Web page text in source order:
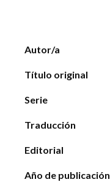
Autor/a
Título original
Serie
Traducción
Editorial
Año de publicación